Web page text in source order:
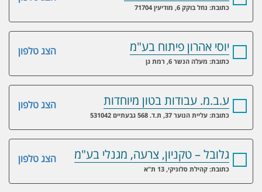
כתובת: נחל בוקק 6, מודיעין 71704
הצג טלפון יוסי אהרון פיתוח בע"מ
כתובת: מעלה הנשר 6, רמת גן
הצג טלפון ע.ב.מ. עבודות בטון מיוחדות
כתובת: עליית הנוער 37, ת.ד. 568 גבעתיים 531042
הצג טלפון גלובל – טקניון, צרעה, מגנלי בע"מ
כתובת: קהילת סלוניקי, 13 ת"א